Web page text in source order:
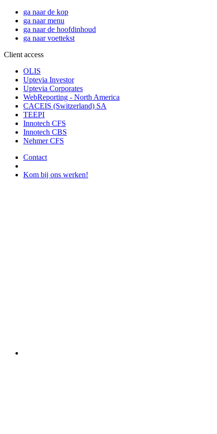
ga naar de kop
ga naar menu
ga naar de hoofdinhoud
ga naar voettekst
Client access
OLIS
Uptevia Investor
Uptevia Corporates
WebReporting - North America
CACEIS (Switzerland) SA
TEEPI
Innotech CFS
Innotech CBS
Nehmer CFS
Contact
Kom bij ons werken!